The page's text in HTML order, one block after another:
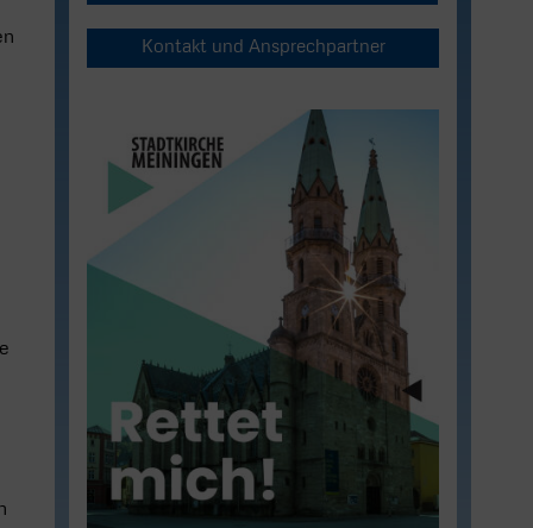
Kontakt und Ansprechpartner